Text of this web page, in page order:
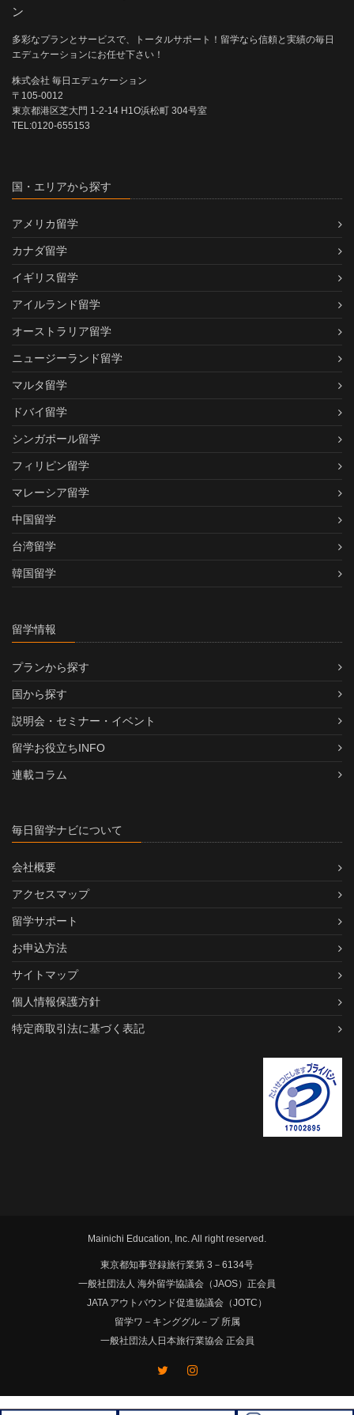
ン
多彩なプランとサービスで、トータルサポート！留学なら信頼と実績の毎日
エデュケーションにお任せ下さい！
株式会社 毎日エデュケーション
〒105-0012
東京都港区芝大門 1-2-14 H1O浜松町 304号室
TEL:0120-655153
国・エリアから探す
アメリカ留学
カナダ留学
イギリス留学
アイルランド留学
オーストラリア留学
ニュージーランド留学
マルタ留学
ドバイ留学
シンガポール留学
フィリピン留学
マレーシア留学
中国留学
台湾留学
韓国留学
留学情報
プランから探す
国から探す
説明会・セミナー・イベント
留学お役立ちINFO
連載コラム
毎日留学ナビについて
会社概要
アクセスマップ
留学サポート
お申込方法
サイトマップ
個人情報保護方針
特定商取引法に基づく表記
Mainichi Education, Inc. All right reserved.
東京都知事登録旅行業第 3－6134号
一般社団法人 海外留学協議会（JAOS）正会員
JATA アウトバウンド促進協議会（JOTC）
留学ワ－キンググル－プ 所属
一般社団法人日本旅行業協会 正会員